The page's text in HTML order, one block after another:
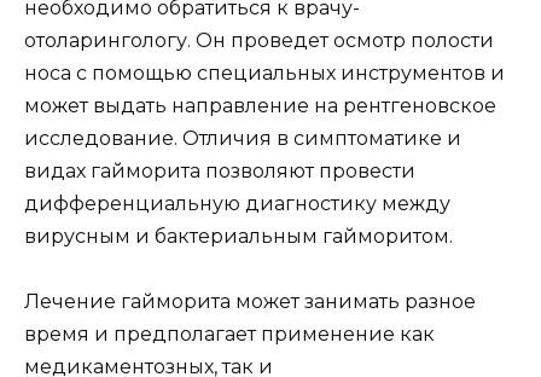
необходимо обратиться к врачу-
отоларингологу. Он проведет осмотр полости
носа с помощью специальных инструментов и
может выдать направление на рентгеновское
исследование. Отличия в симптоматике и
видах гайморита позволяют провести
дифференциальную диагностику между
вирусным и бактериальным гайморитом.
Лечение гайморита может занимать разное
время и предполагает применение как
медикаментозных, так и